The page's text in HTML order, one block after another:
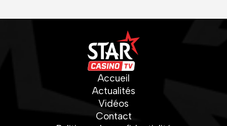
Accueil
Actualités
Vidéos
Contact